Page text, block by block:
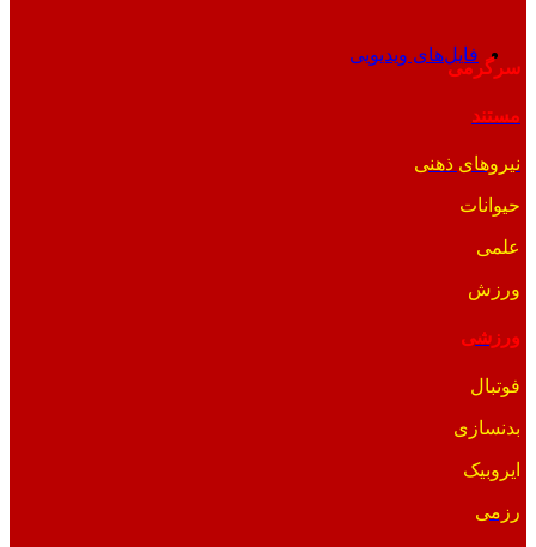
فایل‌های ویدیویی
سرگرمی
مستند
نیروهای ذهنی
حیوانات
علمی
ورزش
ورزشی
فوتبال
بدنسازی
ایروبیک
رزمی